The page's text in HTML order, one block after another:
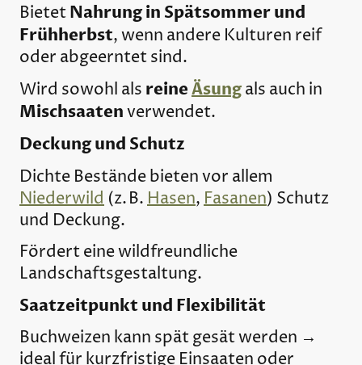
BietetNahrung in Spätsommer und
Frühherbst, wenn andere Kulturen reif
oder abgeerntet sind.
Wird sowohl als reineÄsungals auch in
Mischsaatenverwendet.
Deckung und Schutz
Dichte Bestände bieten vor allem
Niederwild (z. B.Hasen,Fasanen) Schutz
und Deckung.
Fördert eine wildfreundliche
Landschaftsgestaltung.
Saatzeitpunkt und Flexibilität
Buchweizen kann spät gesät werden →
ideal für kurzfristige Einsaaten oder